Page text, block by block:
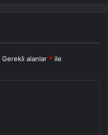
Gerekli alanlar * ile